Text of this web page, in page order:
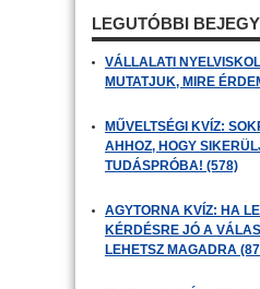
LEGUTÓBBI
VÁLLALATI
MUTATJUK, MIRE
MŰVELTSÉGI KVÍZ:
AHHOZ, HOGY
TUDÁSPRÓBA! (578)
AGYTORNA KVÍZ: HA
KÉRDÉSRE JÓ A
LEHETSZ MAGADRA